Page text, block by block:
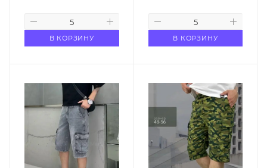
В КОРЗИНУ В КОРЗИНУ